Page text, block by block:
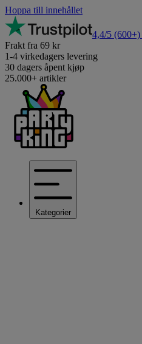
Hoppa till innehållet
4,4/5 (600+)
Frakt fra 69 kr
1-4 virkedagers levering
30 dagers åpent kjøp
25.000+ artikler
Kategorier